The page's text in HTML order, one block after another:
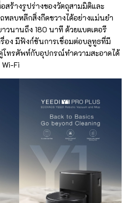
สร้างรูปร่างของวัตถุสามมิติและ
หลบหลีกสิ่งกีดขวางได้อย่างแม่นยำ
วนานถึง 180 นาที ด้วยแบตเตอรี
อง มีฟังก์ชันการเชื่อมต่อบลูทูธที่มี
ทรศัพท์กับอุปกรณ์ทำความสะอาดได้
Fi